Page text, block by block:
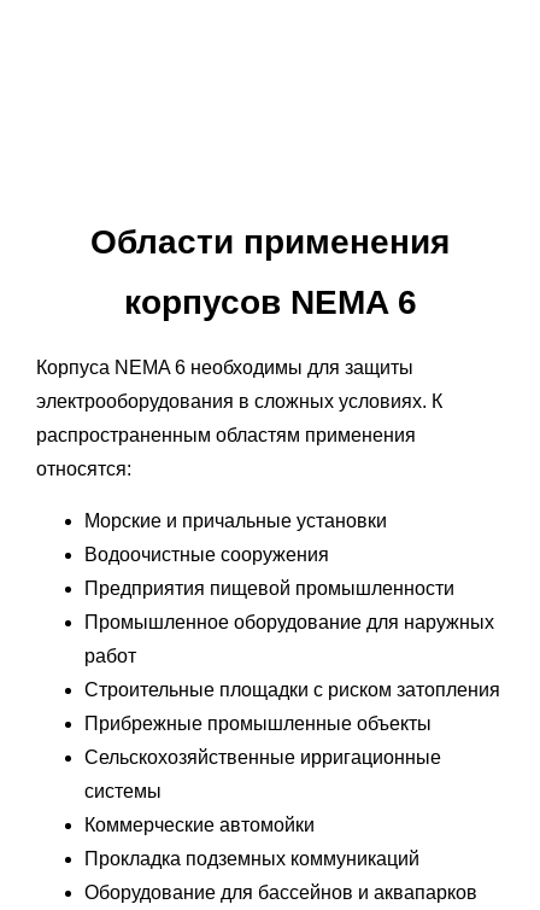
Области применения
корпусов NEMA 6
Корпуса NEMA 6 необходимы для защиты
электрооборудования в сложных условиях. К
распространенным областям применения
относятся:
Морские и причальные установки
Водоочистные сооружения
Предприятия пищевой промышленности
Промышленное оборудование для наружных
работ
Строительные площадки с риском затопления
Прибрежные промышленные объекты
Сельскохозяйственные ирригационные
системы
Коммерческие автомойки
Прокладка подземных коммуникаций
Оборудование для бассейнов и аквапарков